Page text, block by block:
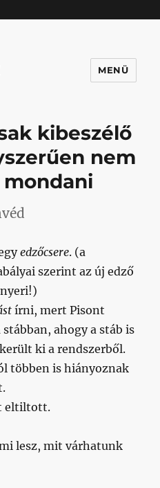
MENÜ
kibeszélő
nem
edzőcsere. (a
szerint az új edző
írni, mert Pisont
ahogy a stáb is
ki a rendszerből.
többen is hiányoznak
eltiltott.
lesz, mit várhatunk